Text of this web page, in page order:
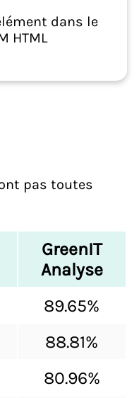
dans le
HTML
pas toutes
GreenIT
Analyse
89.65%
88.81%
80.96%